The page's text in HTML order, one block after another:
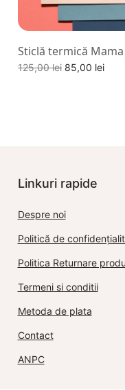
Sticlă termică
125,00lei Prețul
85,00 leiPrețul
Linkuri rapide
Despre noi
Politică de
Politica Returnare
Termeni si conditii
Metoda de plata
Contact
ANPC